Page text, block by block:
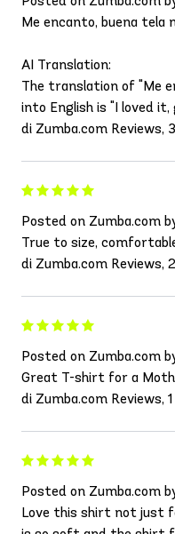
Me encanto, buena tela
AI Translation:
The translation of "Me
into English is "I loved
di Zumba.com Reviews,
Posted on Zumba.com
True to size,
di Zumba.com Reviews,
Posted on Zumba.com
Great T-shirt for a
di Zumba.com Reviews,
Posted on Zumba.com
Love this shirt not just